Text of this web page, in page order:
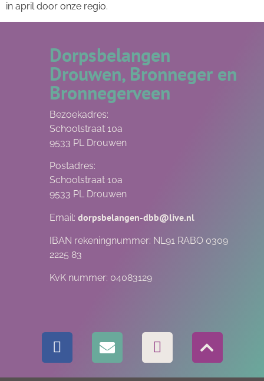
in april door onze regio.
Dorpsbelangen
Drouwen, Bronneger en
Bronnegerveen
Bezoekadres:
Schoolstraat 10a
9533 PL Drouwen
Postadres:
Schoolstraat 10a
9533 PL Drouwen
Email: dorpsbelangen-dbb@live.nl
IBAN rekeningnummer: NL91 RABO 0309
2225 83
KvK nummer: 04083129